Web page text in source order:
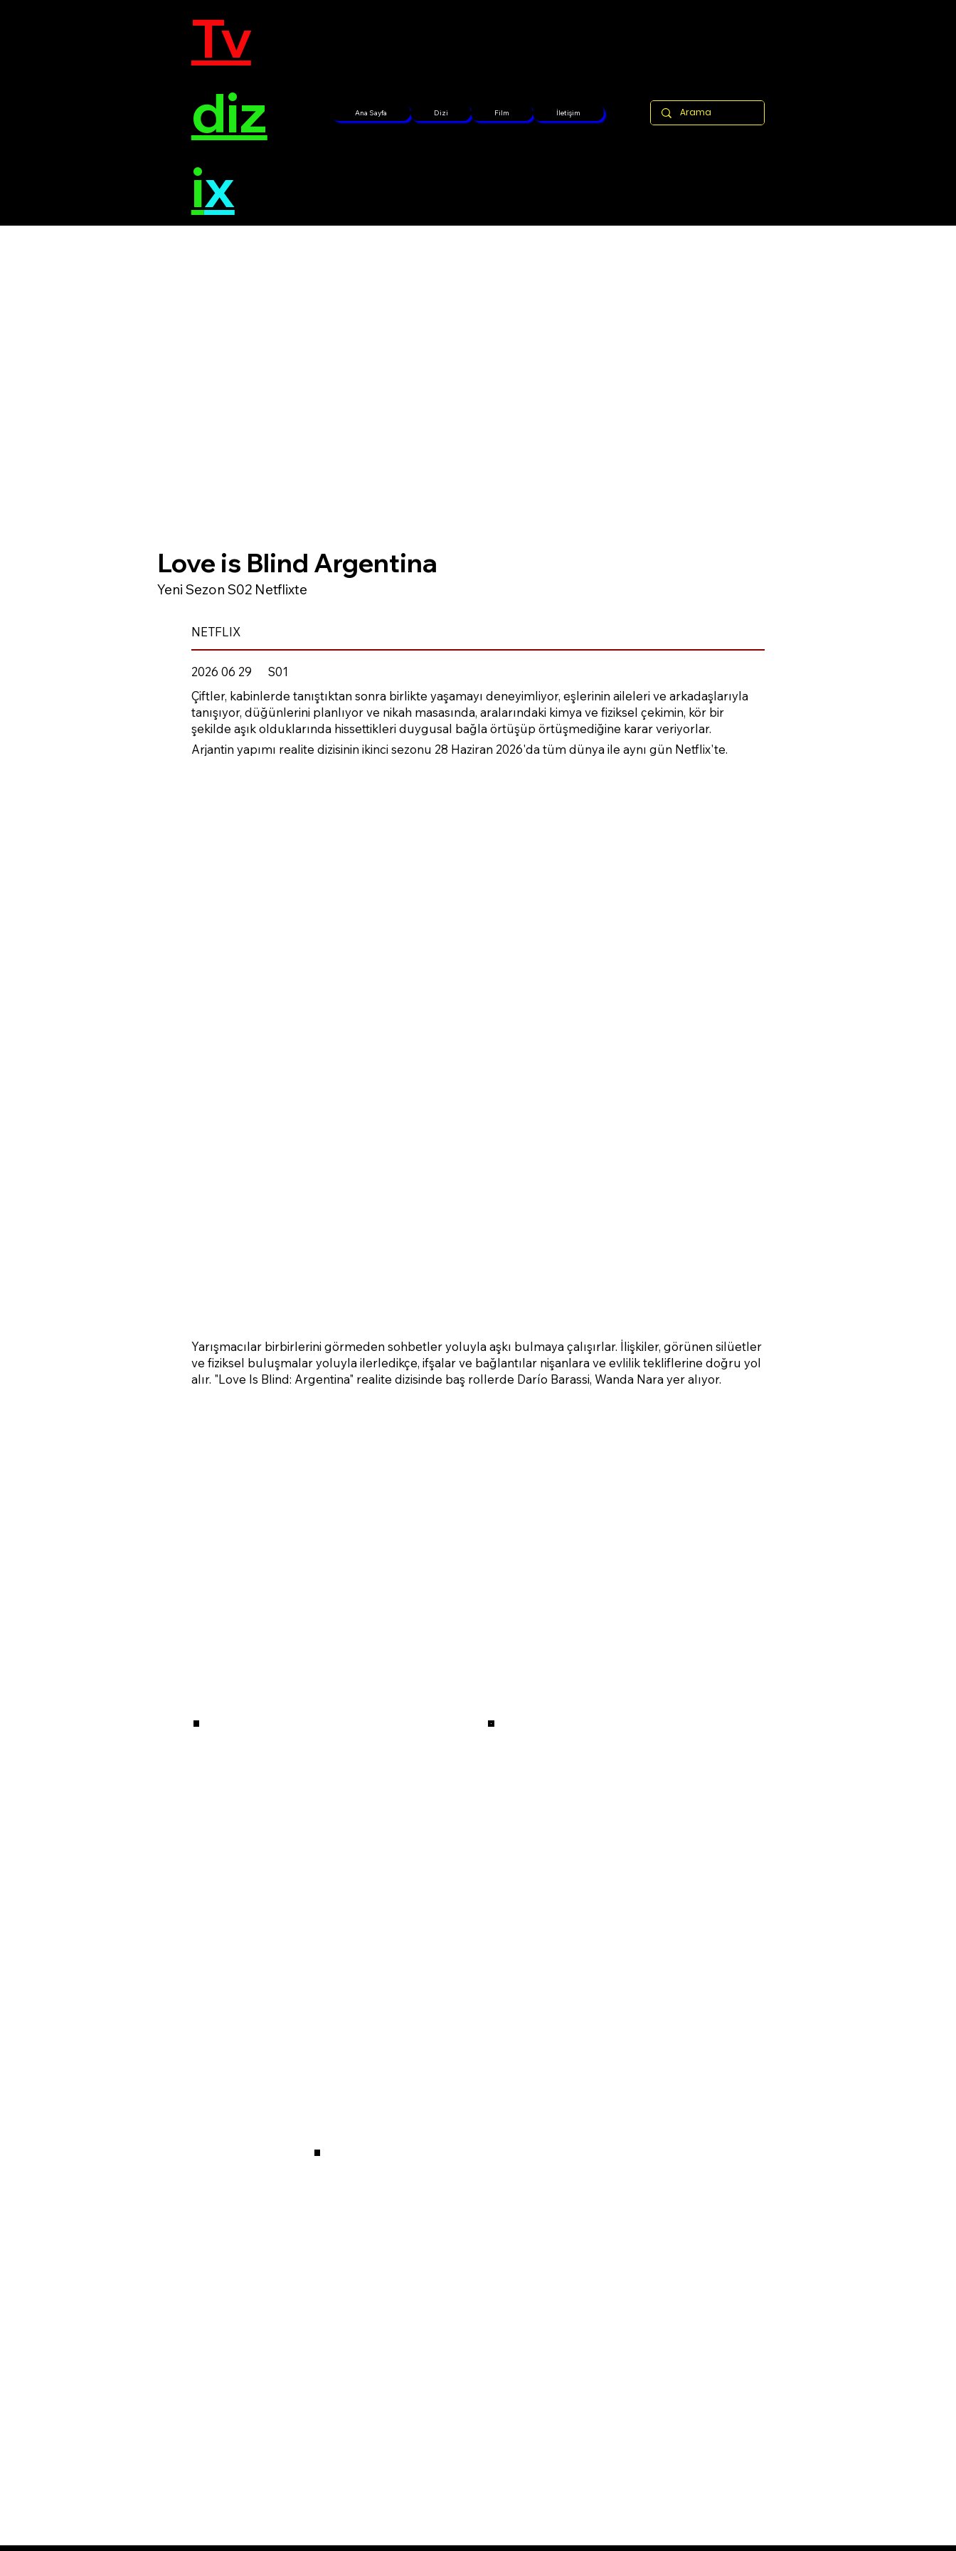
Tv
diz
ix
Ana Sayfa Dizi Film İletişim
Love is Blind Argentina
Yeni Sezon S02 Netflixte
NETFLIX
2026 06 29
S01
Çiftler, kabinlerde tanıştıktan sonra birlikte yaşamayı deneyimliyor, eşlerinin aileleri ve arkadaşlarıyla
tanışıyor, düğünlerini planlıyor ve nikah masasında, aralarındaki kimya ve fiziksel çekimin, kör bir
şekilde aşık olduklarında hissettikleri duygusal bağla örtüşüp örtüşmediğine karar veriyorlar.
Arjantin yapımı realite dizisinin ikinci sezonu 28 Haziran 2026'da tüm dünya ile aynı gün Netflix'te.
Yarışmacılar birbirlerini görmeden sohbetler yoluyla aşkı bulmaya çalışırlar. İlişkiler, görünen silüetler
ve fiziksel buluşmalar yoluyla ilerledikçe, ifşalar ve bağlantılar nişanlara ve evlilik tekliflerine doğru yol
alır. "Love Is Blind: Argentina" realite dizisinde baş rollerde Darío Barassi, Wanda Nara yer alıyor.